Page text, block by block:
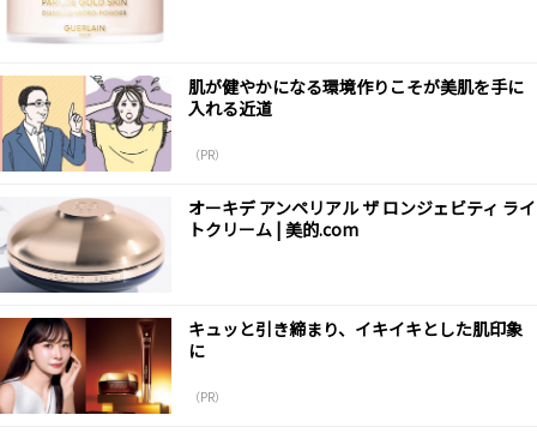
肌が健やかになる環境作りこそが美肌を手に
入れる近道
（PR）
オーキデ アンペリアル ザ ロンジェビティ ライ
トクリーム | 美的.com
キュッと引き締まり、イキイキとした肌印象
に
（PR）